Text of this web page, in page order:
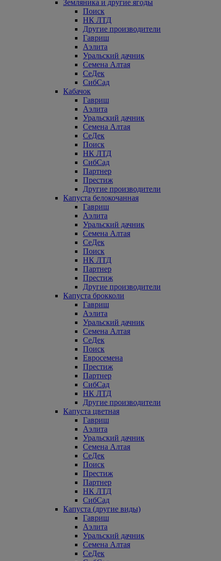
Земляника и другие ягоды
Поиск
НК ЛТД
Другие производители
Гавриш
Аэлита
Уральский дачник
Семена Алтая
СеДек
СибСад
Кабачок
Гавриш
Аэлита
Уральский дачник
Семена Алтая
СеДек
Поиск
НК ЛТД
СибСад
Партнер
Престиж
Другие производители
Капуста белокочанная
Гавриш
Аэлита
Уральский дачник
Семена Алтая
СеДек
Поиск
НК ЛТД
Партнер
Престиж
Другие производители
Капуста брокколи
Гавриш
Аэлита
Уральский дачник
Семена Алтая
СеДек
Поиск
Евросемена
Престиж
Партнер
СибСад
НК ЛТД
Другие производители
Капуста цветная
Гавриш
Аэлита
Уральский дачник
Семена Алтая
СеДек
Поиск
Престиж
Партнер
НК ЛТД
СибСад
Капуста (другие виды)
Гавриш
Аэлита
Уральский дачник
Семена Алтая
СеДек